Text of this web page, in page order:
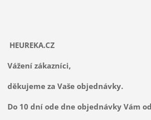
HEUREKA.CZ
Vážení zákazníci,
děkujeme za Vaše objednávky.
Do 10 dní ode dne objednávky Vám